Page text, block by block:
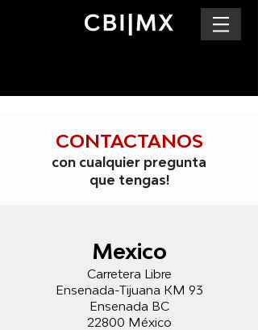
CONTACTANOS
con cualquier pregunta
que tengas!
Mexico
Carretera Libre
Ensenada-Tijuana KM 93
Ensenada BC
22800 México